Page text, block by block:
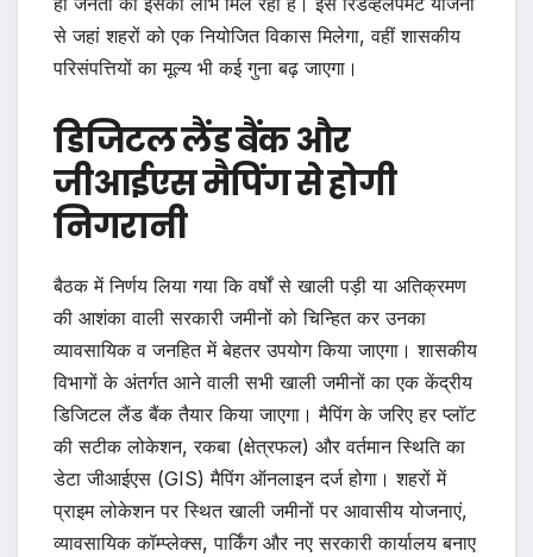
से जहां शहरों को एक नियोजित विकास मिलेगा, वहीं शासकीय
परिसंपत्तियों का मूल्य भी कई गुना बढ़ जाएगा।
डिजिटल लैंड बैंक और
जीआईएस मैपिंग से होगी
निगरानी
बैठक में निर्णय लिया गया कि वर्षों से खाली पड़ी या अतिक्रमण
की आशंका वाली सरकारी जमीनों को चिन्हित कर उनका
व्यावसायिक व जनहित में बेहतर उपयोग किया जाएगा। शासकीय
विभागों के अंतर्गत आने वाली सभी खाली जमीनों का एक केंद्रीय
डिजिटल लैंड बैंक तैयार किया जाएगा। मैपिंग के जरिए हर प्लॉट
की सटीक लोकेशन, रकबा (क्षेत्रफल) और वर्तमान स्थिति का
डेटा जीआईएस (GIS) मैपिंग ऑनलाइन दर्ज होगा। शहरों में
प्राइम लोकेशन पर स्थित खाली जमीनों पर आवासीय योजनाएं,
व्यावसायिक कॉम्प्लेक्स, पार्किंग और नए सरकारी कार्यालय बनाए